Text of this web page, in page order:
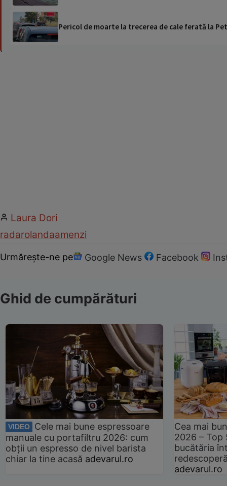
Pericol de moarte la trecerea de cale ferată la
Laura Dori
radarolandaamenzi
Urmărește-ne pe Google News Facebook
Ghid de cumpărături
VIDEO
Cele mai bune espressoare
manuale cu portafiltru 2026: cum
obții un espresso de nivel barista
chiar la tine acasă adevarul.ro
Cea mai
2026 –
bucătăria
adevarul.ro